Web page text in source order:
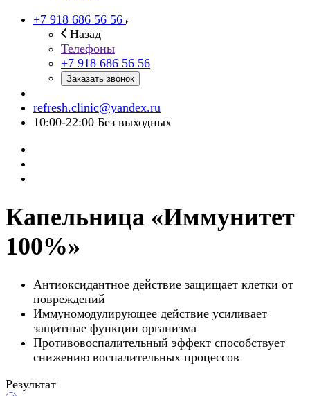
+7 918 686 56 56
Назад
Телефоны
+7 918 686 56 56
Заказать звонок
refresh.clinic@yandex.ru
10:00-22:00 Без выходных
Капельница «Иммунитет
100%»
Антиоксидантное действие защищает клетки от
повреждений
Иммуномодулирующее действие усиливает
защитные функции организма
Противовоспалительный эффект способствует
снижению воспалительных процессов
Результат